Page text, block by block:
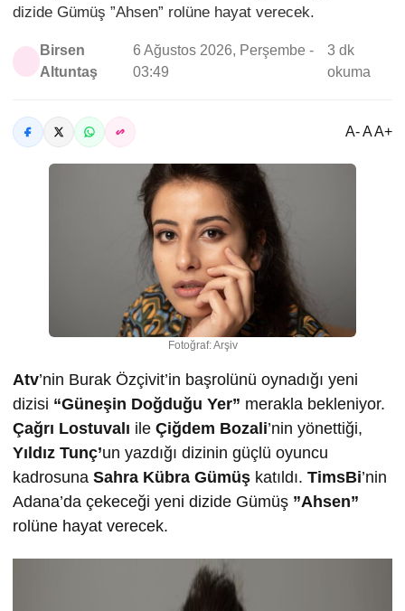
dizide Gümüş ”Ahsen” rolüne hayat verecek.
Birsen
Altuntaş
6 Ağustos 2026, Perşembe -
03:49
3 dk
okuma
A- A A+
Fotoğraf: Arşiv
Atv’nin Burak Özçivit’in başrolünü oynadığı yeni
dizisi “Güneşin Doğduğu Yer” merakla bekleniyor.
Çağrı Lostuvalı ile Çiğdem Bozali’nin yönettiği,
Yıldız Tunç’un yazdığı dizinin güçlü oyuncu
kadrosuna Sahra Kübra Gümüş katıldı. TimsBi’nin
Adana’da çekeceği yeni dizide Gümüş ”Ahsen”
rolüne hayat verecek.